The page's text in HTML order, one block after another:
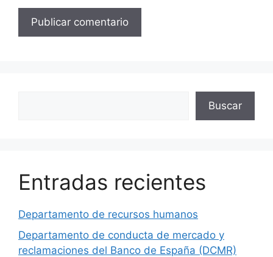
Buscar
Entradas recientes
Departamento de recursos humanos
Departamento de conducta de mercado y
reclamaciones del Banco de España (DCMR)